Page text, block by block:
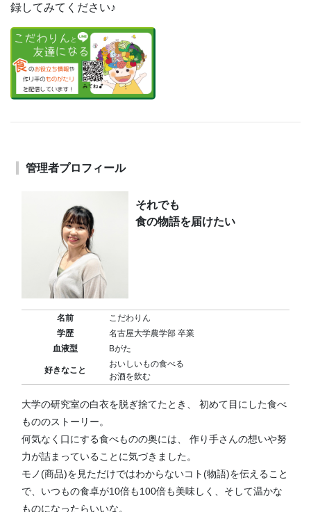
録してみてください♪
管理者プロフィール
それでも
食の物語を届けたい
名前
こだわりん
学歴
名古屋大学農学部 卒業
血液型
Bがた
好きなこと
おいしいもの食べる
お酒を飲む
大学の研究室の白衣を脱ぎ捨てたとき、 初めて目にした食べ
もののストーリー。
何気なく口にする食べものの奥には、 作り手さんの想いや努
力が詰まっていることに気づきました。
モノ(商品)を見ただけではわからないコト(物語)を伝えること
で、いつもの食卓が10倍も100倍も美味しく、そして温かな
ものになったらいいな。